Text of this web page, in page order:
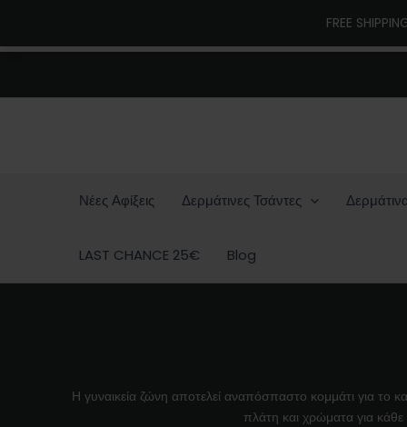
FREE
περιεχόμενο
Νέες Αφίξεις Δερμάτινες Τσάντες
LAST CHANCE 25€ Blog
Η γυναικεία ζώνη αποτελεί αναπόσπαστο κομμάτι για το
πλάτη και χρώματα για κάθε